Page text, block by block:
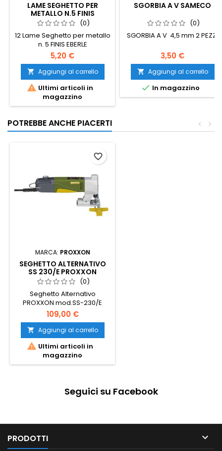
LAME SEGHETTO PER
METALLO N.5 FINIS
(0)
12 Lame Seghetto per metallo
n. 5 FINIS EBERLE
5,20 €
 Aggiungi al carrello
 Ultimi articoli in
magazzino
SGORBIA A V SAMECO
(0)
SGORBIA A V 4,5 mm 2 PEZZI
3,50 €
 Aggiungi al carrello
 In magazzino
POTREBBE ANCHE PIACERTI >
<
MARCA: PROXXON
SEGHETTO ALTERNATIVO
SS 230/E PROXXON
(0)
Seghetto Alternativo
PROXXON mod.SS-230/E
109,00 €
 Aggiungi al carrello
 Ultimi articoli in
magazzino
favorite_border
Seguici su Facebook
PRODOTTI 